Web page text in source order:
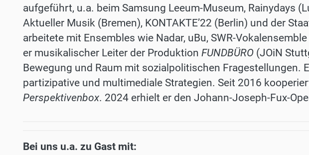
aufgeführt, u.a. beim Samsung Leeum-Museum, Rainydays
Aktueller Musik (Bremen), KONTAKTE’22 (Berlin) und der
arbeitete mit Ensembles wie Nadar, uBu, SWR-
er musikalischer Leiter der Produktion FUNDBÜRO (JOiN
Bewegung und Raum mit sozialpolitischen Fragestellungen.
partizipative und multimediale Strategien. Seit 2016
Perspektivenbox. 2024 erhielt er den Johann-Joseph-Fux-
Bei uns u.a. zu Gast mit: